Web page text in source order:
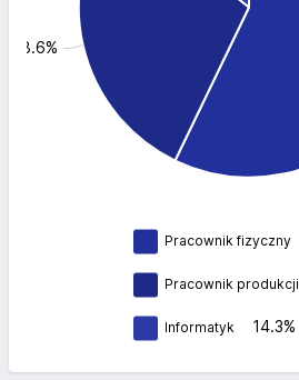
28.6%
Pracownik fizyczny
Pracownik produkcji
Informatyk 14.3%